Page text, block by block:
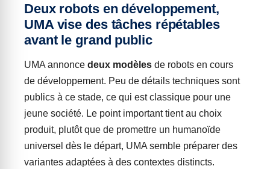
Deux robots en développement,
UMA vise des tâches répétables
avant le grand public
UMA annonce deux modèles de robots en cours
de développement. Peu de détails techniques sont
publics à ce stade, ce qui est classique pour une
jeune société. Le point important tient au choix
produit, plutôt que de promettre un humanoïde
universel dès le départ, UMA semble préparer des
variantes adaptées à des contextes distincts.